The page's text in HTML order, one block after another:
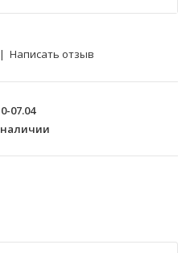
| Написать отзыв
07.04
наличии